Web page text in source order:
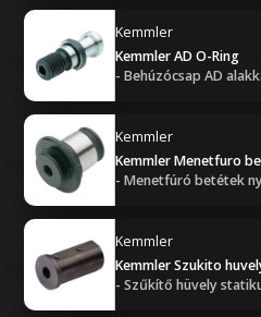
Kemmler
Kemmler AD O-Ring
Kemmler
- Menetfúró betétek
Kemmler
Kemmler Szukito
- Szűkítő hüvely